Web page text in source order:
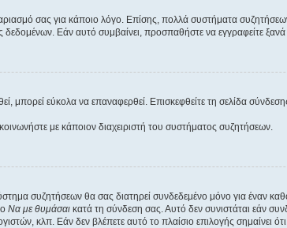
σας για κάποιο λόγο. Επίσης, πολλά συστήματα
Εάν αυτό συμβαίνει, προσπαθήστε να εγγραφείτε ξανά
μπορεί εύκολα να επαναφερθεί. Επισκεφθείτε τη σελίδα
με κάποιον διαχειριστή του συστήματος συζητήσεων.
συζητήσεων θα σας διατηρεί συνδεδεμένο μόνο για έναν
Να με θυμάσαι κατά τη σύνδεση σας. Αυτό δεν συνιστάται εάν
κλπ. Εάν δεν βλέπετε αυτό το πλαίσιο επιλογής σημαίνει